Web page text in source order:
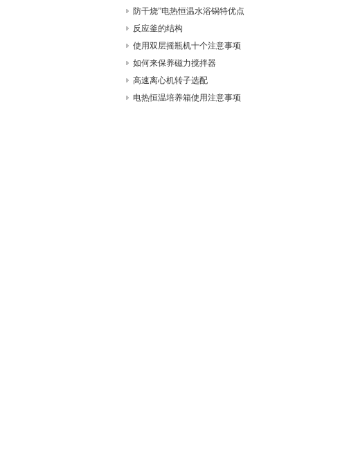
防干烧”电热恒温水浴锅特优点
反应釜的结构
使用双层摇瓶机十个注意事项
如何来保养磁力搅拌器
高速离心机转子选配
电热恒温培养箱使用注意事项